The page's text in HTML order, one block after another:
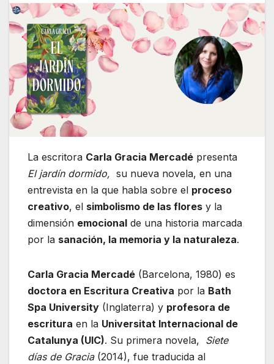
La escritora Carla Gracia Mercadé presenta
El jardín dormido, su nueva novela, en una
entrevista en la que habla sobre el proceso
creativo, el simbolismo de las flores y la
dimensión emocional de una historia marcada
por la sanación, la memoria y la naturaleza.
Carla Gracia Mercadé (Barcelona, 1980) es
doctora en Escritura Creativa por la Bath
Spa University (Inglaterra) y profesora de
escritura en la Universitat Internacional de
Catalunya (UIC). Su primera novela, Siete
días de Gracia(2014), fue traducida al